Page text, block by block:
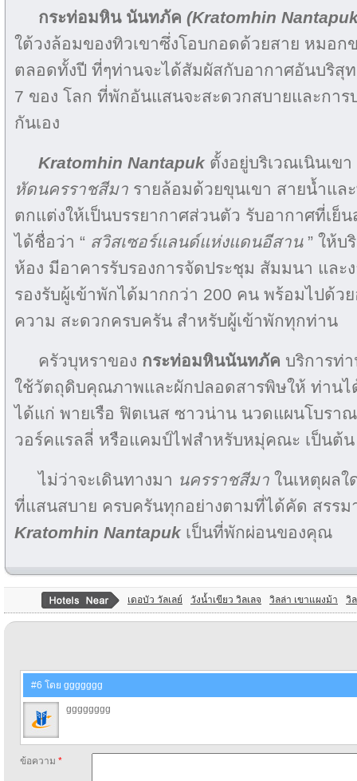
กระท่อมหิน นันทภัค (Kratomhin
ใต้วงล้อมของทิวเขาซึ่งโอบกอดด้วยสาย หมอก
ตลอดทั้งปี ที่ๆท่านจะได้สัมผัสกับอากาศอันบริสุ
7 ของ โลก ที่พักอันแสนจะสะดวกสบายและการ
กันเอง
Kratomhin Nantapuk ตั้งอยู่บริเวณเนินเข
หัดนครราชสีมา รายล้อมด้วยขุนเขา สายน้ำแ
ตกแต่งให้เป็นบรรยากาศส่วนตัว รับอากาศที่เ
ได้ชื่อว่า “ สวิสเซอร์แลนด์แห่งแดนอีสาน” ให้บ
ห้อง มีอาคารรับรองการจัดประชุม สัมมนา และ
รองรับผู้เข้าพักได้มากกว่า 200 คน พร้อมไปด้ว
ความ สะดวกครบครัน สำหรับผู้เข้าพักทุกท่าน
ครัวบุหราของ กระท่อมหินนันทภัค บริการท่
ใช้วัตถุดิบคุณภาพและผักปลอดสารพิษให้ ท่านไ
ได้แก่ พายเรือ ฟิตเนส ซาวน่าน นวดแผนโบรา
วอร์คแรลลี่ หรือแคมป์ไฟสำหรับหมุ่คณะ เป็นต้น
ไม่ว่าจะเดินทางมา นครราชสีมา ในเหตุผล
ที่แสนสบาย ครบครันทุกอย่างตามที่ได้คัด สรรม
Kratomhin Nantapuk เป็นที่พักผ่อนของคุณ
เดอบัว วัลเลย์ วังน้ำเขียว วิลเลจ วิลล่า เขาแผงม้า วิ
#6 โดย ggggggg
gggggggg
ข้อความ *